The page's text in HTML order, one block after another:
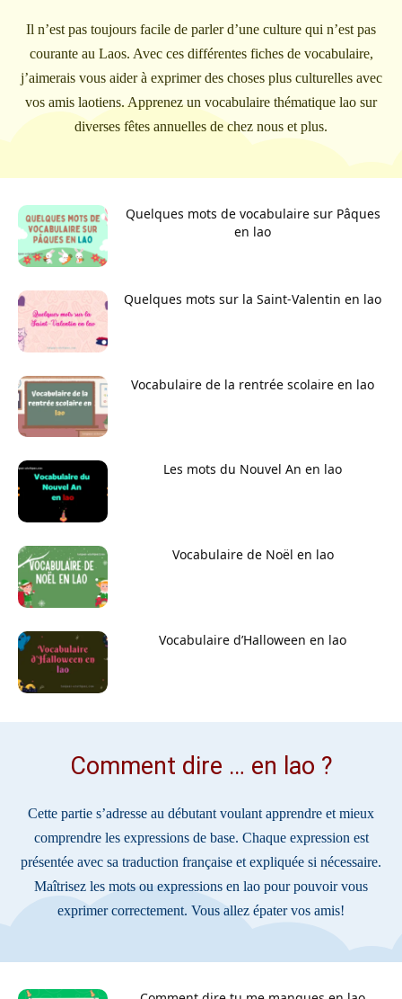
Il n’est pas toujours facile de parler d’une culture qui n’est pas
courante au Laos. Avec ces différentes fiches de vocabulaire,
j’aimerais vous aider à exprimer des choses plus culturelles avec
vos amis laotiens. Apprenez un vocabulaire thématique lao sur
diverses fêtes annuelles de chez nous et plus.
Quelques mots de vocabulaire sur Pâques
en lao
Quelques mots sur la Saint-Valentin en lao
Vocabulaire de la rentrée scolaire en lao
Les mots du Nouvel An en lao
Vocabulaire de Noël en lao
Vocabulaire d’Halloween en lao
Comment dire … en lao ?
Cette partie s’adresse au débutant voulant apprendre et mieux
comprendre les expressions de base. Chaque expression est
présentée avec sa traduction française et expliquée si nécessaire.
Maîtrisez les mots ou expressions en lao pour pouvoir vous
exprimer correctement. Vous allez épater vos amis!